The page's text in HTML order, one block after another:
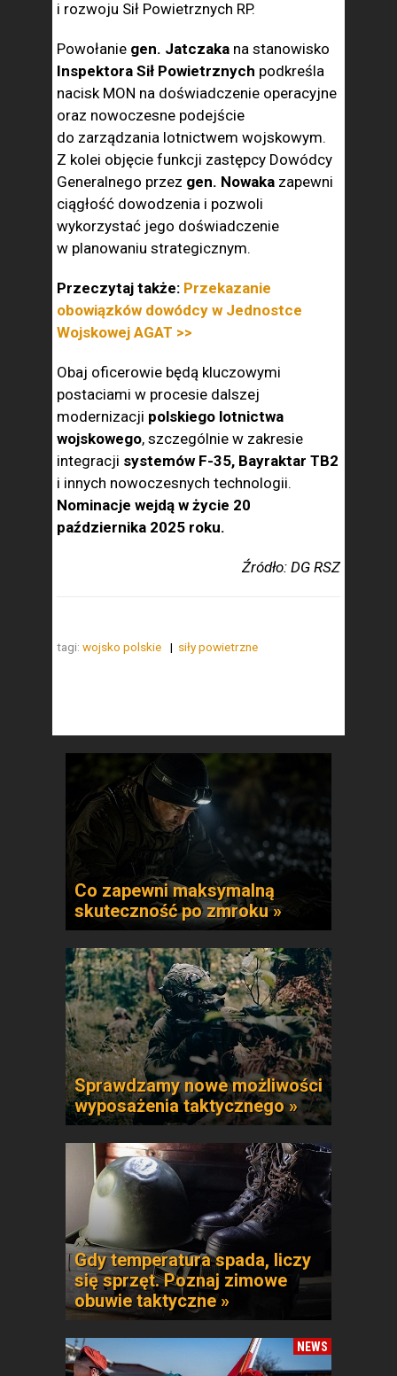
i rozwoju Sił Powietrznych RP.
Powołanie gen. Jatczaka na stanowisko
Inspektora Sił Powietrznych podkreśla
nacisk MON na doświadczenie operacyjne
oraz nowoczesne podejście
do zarządzania lotnictwem wojskowym.
Z kolei objęcie funkcji zastępcy Dowódcy
Generalnego przez gen. Nowaka zapewni
ciągłość dowodzenia i pozwoli
wykorzystać jego doświadczenie
w planowaniu strategicznym.
Przeczytaj także: Przekazanie
obowiązków dowódcy w Jednostce
Wojskowej AGAT >>
Obaj oficerowie będą kluczowymi
postaciami w procesie dalszej
modernizacji polskiego lotnictwa
wojskowego, szczególnie w zakresie
integracji systemów F-35, Bayraktar TB2
i innych nowoczesnych technologii.
Nominacje wejdą w życie 20
października 2025 roku.
Źródło: DG RSZ
tagi: wojsko polskie siły powietrzne
Co zapewni maksymalną
skuteczność po zmroku »
Sprawdzamy nowe możliwości
wyposażenia taktycznego »
Gdy temperatura spada, liczy
się sprzęt. Poznaj zimowe
obuwie taktyczne »
NEWS